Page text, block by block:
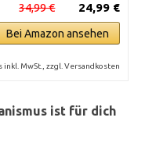
24,99 €
34,99 €
Bei Amazon ansehen
inkl. MwSt., zzgl. Versandkosten
ist für dich